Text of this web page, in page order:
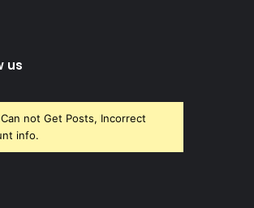
us
not Get Posts, Incorrect
info.